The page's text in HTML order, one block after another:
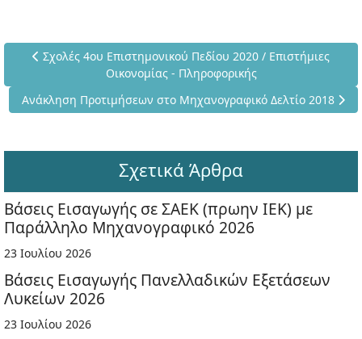
Προηγούμενο άρθρο: Σχολές 4ου Επιστημονικού Πεδίου
Σχολές 4ου Επιστημονικού Πεδίου 2020 / Επιστήμιες
Οικονομίας - Πληροφορικής
Επόμενο άρθρο: Ανάκληση Προτιμήσεων στο Μηχανογραφικό
Ανάκληση Προτιμήσεων στο Μηχανογραφικό Δελτίο 2018
Σχετικά Άρθρα
Βάσεις Εισαγωγής σε ΣΑΕΚ (πρωην ΙΕΚ) με
Παράλληλο Μηχανογραφικό 2026
23 Ιουλίου 2026
Βάσεις Εισαγωγής Πανελλαδικών Εξετάσεων
Λυκείων 2026
23 Ιουλίου 2026